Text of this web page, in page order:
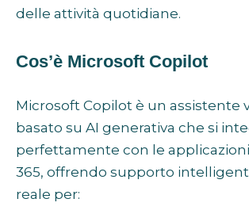
delle attività quotidiane.
Cos’è Microsoft Copilot
Microsoft Copilot è un assistente
basato su AI generativa che si
perfettamente con le
365, offrendo supporto
reale per: